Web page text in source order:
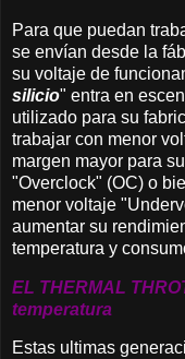
Para que puedan
se envían desde la
su voltaje de
silicio" entra en
utilizado para su
trabajar con menor
margen mayor para
"Overclock" (OC) o
menor voltaje
aumentar su
temperatura y
EL THERMAL
temperatura
Estas ultimas